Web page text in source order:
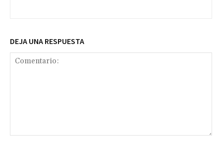
DEJA UNA RESPUESTA